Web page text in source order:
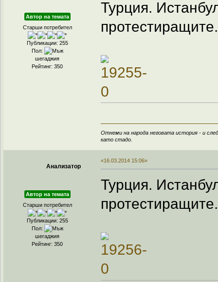
Автор на темата
Старши потребител
Публикации: 255
Пол:
шегаджия
Рейтинг: 350
Турция.
Отнеми на народа неговата история - и
като стадо.
Анализатор
Автор на темата
Старши потребител
Публикации: 255
Пол:
шегаджия
Рейтинг: 350
«16.03.2014 15:06»
Турция.